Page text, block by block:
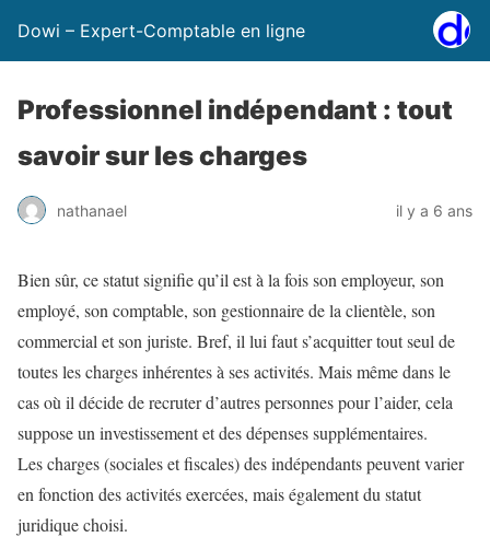
Dowi – Expert-Comptable en ligne
Professionnel indépendant : tout
savoir sur les charges
nathanael il y a 6 ans
Bien sûr, ce statut signifie qu’il est à la fois son employeur, son
employé, son comptable, son gestionnaire de la clientèle, son
commercial et son juriste. Bref, il lui faut s’acquitter tout seul de
toutes les charges inhérentes à ses activités. Mais même dans le
cas où il décide de recruter d’autres personnes pour l’aider, cela
suppose un investissement et des dépenses supplémentaires.
Les charges (sociales et fiscales) des indépendants peuvent varier
en fonction des activités exercées, mais également du statut
juridique choisi.